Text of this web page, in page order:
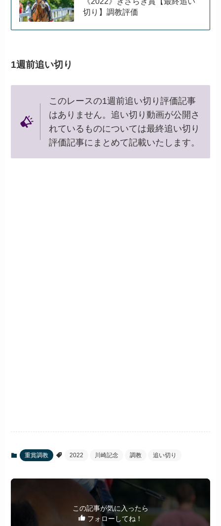
切り】調教評価
1週前追い切り
このレースの1週前追い切り評価記事
はありません。追い切り動画が公開さ
れているものについては最終追い切り
評価記事にまとめて記載いたします。
重賞調教 2022 川崎記念 調教 追い切り
この記事が気に入ったら
フォローしてね！